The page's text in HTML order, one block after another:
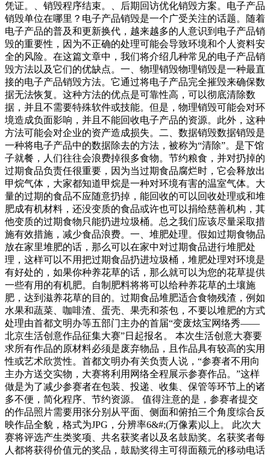
凭证。、销毁程序结束。、后期回访优化销毁方案。电子产品
销毁单位在哪里？电子产品销毁是一个广受关注的话题。随着
电子产品的普及和更新换代，越来越多的人意识到电子产品销
毁的重要性，因为不正确的处理可能会导致环境和个人资料安
全的风险。在这篇文章中，我们将介绍几种常见的电子产品销
毁方法以及它们的优缺点。一、物理销毁物理销毁是一种最直
接的电子产品销毁方法。它通过将电子产品完全摧毁来确保数
据无法恢复。这种方法的优点是可靠性高，可以彻底清除数
据，并且不需要特殊软件或技能。但是，物理销毁可能会对环
境造成负面影响，并且不能回收电子产品的资源。此外，这种
方法可能会对企业的资产造成损失。二、数据销毁数据销毁是
一种将电子产品中的数据除去的方法，被称为“清除”。是下馆
子就餐，人们往往会浪费掉很多食物。节约粮食，并对扔掉的
过期食品负责任很重要，因为当过期食品腐烂时，它会释放出
甲烷气体，大家都知道甲烷是一种对环境有害的温室气体。大
量的过期的食品不应随意扔掉，能回收的可以回收处理或和堆
肥成有机材料，还没变质的食品或许也可以捐给慈善机构，其
他变质的过期食物只能扔进垃圾桶。总之我们应该尽量采取措
施有效措施，减少食品浪费。一、堆肥处理。假如过期食物品
放在家里堆肥的话，那么可以在家中对过期食品进行堆肥处
理，这样可以不用把过期食品扔进垃圾桶，堆肥处理对环境是
有好处的，如果你种养花草的话，那么就可以为您的花草提供
一些有用的有机肥。自制肥料将将可以给种养花草的土壤施
肥，达到滋养花草的目的。过期食品堆肥适合食物残渣，例如
水果和蔬菜、咖啡渣、蛋壳、果壳和茶包，不要以堆肥的方式
处理由首都文明办等五部门主办的首届“变废炫宝网络秀——
北京生活创意作品征集大赛”日起报名。 本次生活创意大赛要
求所有作品的原材料必须是废弃物品，且作品具有较高的实用
性或艺术欣赏性。首都文明办有关负责人说，“参赛者不用向
主办方送交实物，大赛将利用网络全程展示参赛作品。”这样
做是为了减少参赛者在包装、投递、收集、保管等环节上的诸
多不便，简化程序、节约资源。 值得注意的是，参赛者提交
的作品照片需要用张分别从平面、侧面和俯拍三个角度综合反
映作品全貌，格式为JPG，分辨率6&#;(万像素)以上。 此次大
赛将评选产生类奖项、共名获奖者以及名鼓励奖。名获奖者每
人都将获得价值元的奖品，鼓励奖得主可得面额元的移动电话